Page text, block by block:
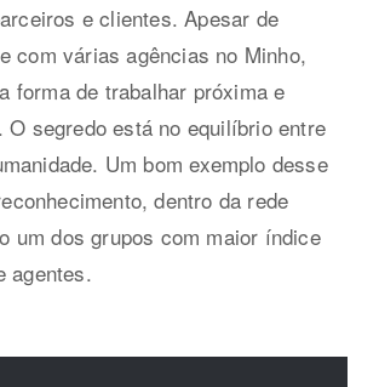
e clientes. Apesar de
com várias agências no Minho,
forma de trabalhar próxima e
O segredo está no equilíbrio entre
Um bom exemplo desse
dentro da rede
um dos grupos com maior índice
agentes.